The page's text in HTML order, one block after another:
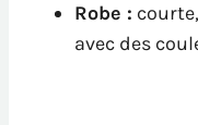
Robe :
avec des